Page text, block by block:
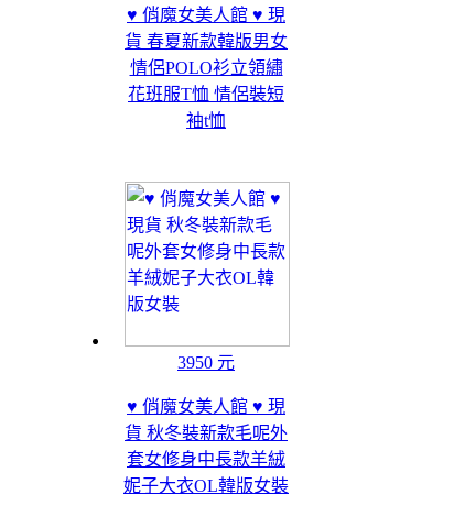
♥ 俏魔女美人館 ♥ 現
貨 春夏新款韓版男女
情侶POLO衫立領繡
花班服T恤 情侶裝短
袖t恤
3950 元
♥ 俏魔女美人館 ♥ 現
貨 秋冬裝新款毛呢外
套女修身中長款羊絨
妮子大衣OL韓版女裝